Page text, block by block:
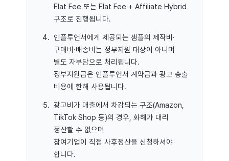
Flat Fee 또는 Flat Fee + Affiliate Hybrid
구조로 진행됩니다.
인플루언서에게 제공되는 샘플의 제작비·
구매비·배송비는 정부지원 대상이 아니며
별도 자부담으로 처리됩니다.
정부지원금은 인플루언서 계약금과 광고 송출
비용에 한해 사용됩니다.
광고비가 매출에서 차감되는 구조(Amazon,
TikTok Shop 등)의 경우, 화해가 대리
정산할 수 없으며
참여기업이 직접 사후정산을 신청하셔야
합니다.